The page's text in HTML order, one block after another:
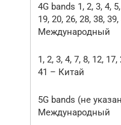
4G bands 1, 2, 3, 4,
19, 20, 26, 28, 38,
Международный
1, 2, 3, 4, 7, 8, 12,
41 – Китай
5G bands (не
Международный